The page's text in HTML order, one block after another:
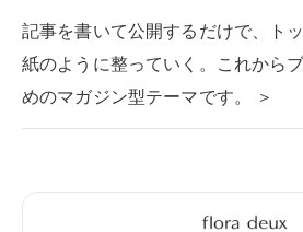
記事を書いて公開するだけで、ト
紙のように整っていく。これから
めのマガジン型テーマです。 ＞